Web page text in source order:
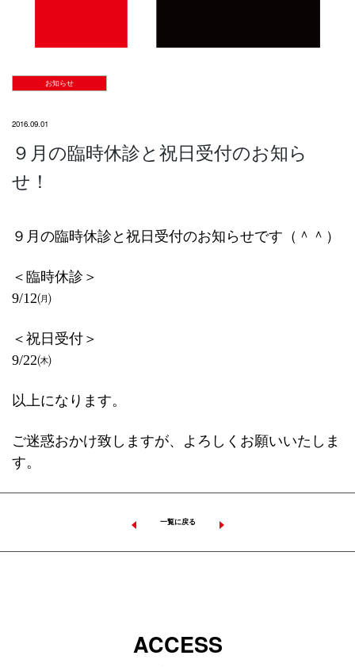
お知らせ
2016.09.01
９月の臨時休診と祝日受付のお知ら
せ！
９月の臨時休診と祝日受付のお知らせです（＾＾）
＜臨時休診＞
9/12㈪
＜祝日受付＞
9/22㈭
以上になります。
ご迷惑おかけ致しますが、よろしくお願いいたしま
す。
一覧に戻る
ACCESS